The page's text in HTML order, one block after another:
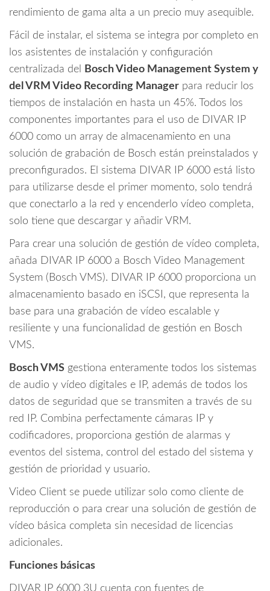
rendimiento de gama alta a un precio muy asequible.
Fácil de instalar, el sistema se integra por completo en
los asistentes de instalación y configuración
centralizada del
Bosch Video Management System y
del VRM Video Recording Manager para reducir los
tiempos de instalación en hasta un 45%. Todos los
componentes importantes para el uso de DIVAR IP
6000 como un array de almacenamiento en una
solución de grabación de Bosch están preinstalados y
preconfigurados. El sistema DIVAR IP 6000 está listo
para utilizarse desde el primer momento, solo tendrá
que conectarlo a la red y encenderlo vídeo completa,
solo tiene que descargar y añadir VRM.
Para crear una solución de gestión de vídeo completa,
añada DIVAR IP 6000 a Bosch Video Management
System (Bosch VMS). DIVAR IP 6000 proporciona un
almacenamiento basado en iSCSI, que representa la
base para una grabación de vídeo escalable y
resiliente y una funcionalidad de gestión en Bosch
VMS.
Bosch VMS gestiona enteramente todos los sistemas
de audio y vídeo digitales e IP, además de todos los
datos de seguridad que se transmiten a través de su
red IP. Combina perfectamente cámaras IP y
codificadores, proporciona gestión de alarmas y
eventos del sistema, control del estado del sistema y
gestión de prioridad y usuario.
Video Client se puede utilizar solo como cliente de
reproducción o para crear una solución de gestión de
vídeo básica completa sin necesidad de licencias
adicionales.
Funciones básicas
DIVAR IP 6000 3U cuenta con fuentes de